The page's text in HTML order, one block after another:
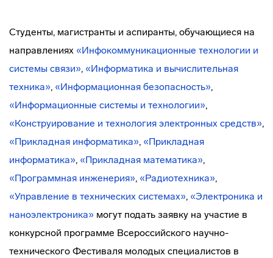
Студенты, магистранты и аспиранты, обучающиеся на
направлениях «Инфокоммуникационные технологии и
системы связи», «Информатика и вычислительная
техника», «Информационная безопасность»,
«Информационные системы и технологии»,
«Конструирование и технология электронных средств»,
«Прикладная информатика», «Прикладная
информатика», «Прикладная математика»,
«Программная инженерия», «Радиотехника»,
«Управление в технических системах», «Электроника и
наноэлектроника» могут подать заявку на участие в
конкурсной программе Всероссийского научно-
технического Фестиваля молодых специалистов в